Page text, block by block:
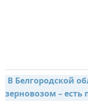
В Белгородской
зерновозом –